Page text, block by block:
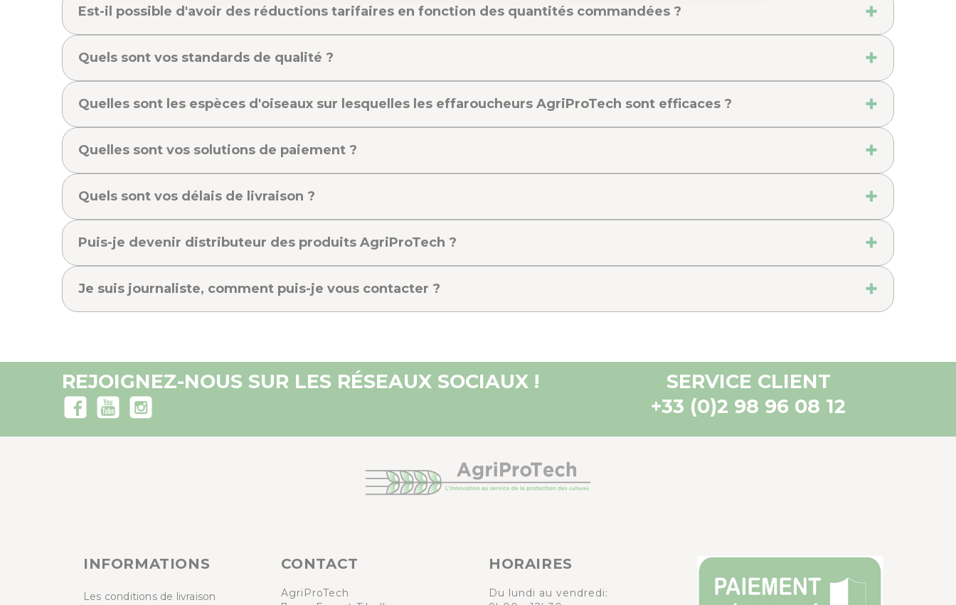
Est-il possible d'avoir des réductions tarifaires en fonction des quantités commandées ?
Quels sont vos standards de qualité ?
Quelles sont les espèces d'oiseaux sur lesquelles les effaroucheurs AgriProTech sont efficaces ?
Quelles sont vos solutions de paiement ?
Quels sont vos délais de livraison ?
Puis-je devenir distributeur des produits AgriProTech ?
Je suis journaliste, comment puis-je vous contacter ?
REJOIGNEZ-NOUS SUR LES RÉSEAUX SOCIAUX !
SERVICE CLIENT
+33 (0)2 98 96 08 12
INFORMATIONS
Les conditions de livraison
CONTACT
AgriProTech
HORAIRES
Du lundi au vendredi: